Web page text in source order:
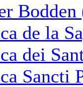
Bodden
de la
dei
Sancti